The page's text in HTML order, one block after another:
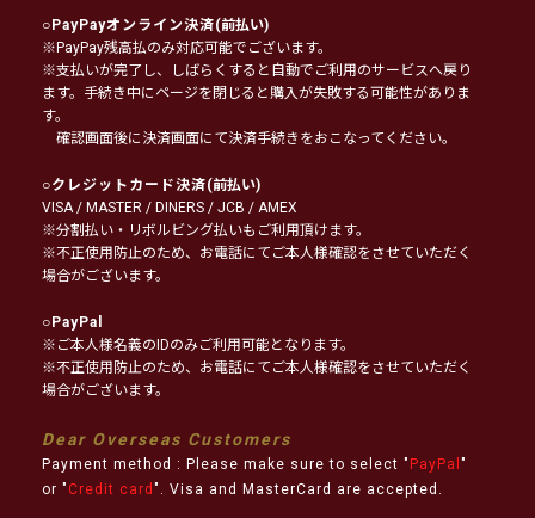
○PayPayオンライン決済(前払い)
※PayPay残高払のみ対応可能でございます。
※支払いが完了し、しばらくすると自動でご利用のサービスへ戻り
ます。手続き中にページを閉じると購入が失敗する可能性がありま
す。
確認画面後に決済画面にて決済手続きをおこなってください。
○クレジットカード決済(前払い)
VISA / MASTER / DINERS / JCB / AMEX
※分割払い・リボルビング払いもご利用頂けます。
※不正使用防止のため、お電話にてご本人様確認をさせていただく
場合がございます。
○PayPal
※ご本人様名義のIDのみご利用可能となります。
※不正使用防止のため、お電話にてご本人様確認をさせていただく
場合がございます。
Dear Overseas Customers
Payment method : Please make sure to select " PayPal "
or " Credit card ". Visa and MasterCard are accepted.